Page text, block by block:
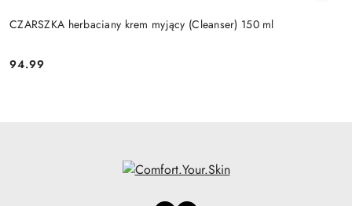
CZARSZKA herbaciany krem myjący (Cleanser) 150 ml
Cena:
94.99